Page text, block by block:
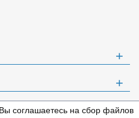
соглашаетесь на сбор файлов